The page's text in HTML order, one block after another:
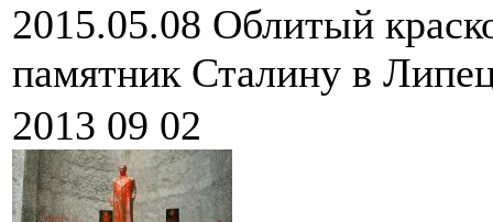
2015.05.08 Облитый
памятник Сталину в
2013 09 02